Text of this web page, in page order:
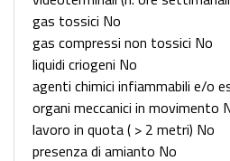
gas tossici No
gas compressi non tossici No
liquidi criogeni No
agenti chimici infiammabili e/o
organi meccanici in movimento
lavoro in quota ( > 2 metri) No
presenza di amianto No